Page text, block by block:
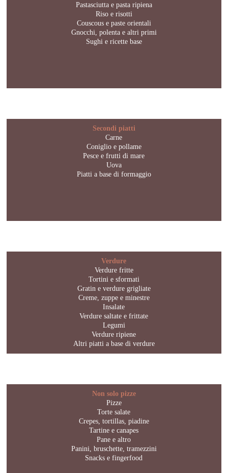
Pastasciutta e pasta ripiena
Riso e risotti
Couscous e paste orientali
Gnocchi, polenta e altri primi
Sughi e ricette base
Secondi piatti
Carne
Coniglio e pollame
Pesce e frutti di mare
Uova
Piatti a base di formaggio
Verdure
Verdure fritte
Tortini e sformati
Gratin e verdure grigliate
Creme, zuppe e minestre
Insalate
Verdure saltate e frittate
Legumi
Verdure ripiene
Altri piatti a base di verdure
Non solo pizze
Pizze
Torte salate
Crepes, tortillas, piadine
Tartine e canapes
Pane e altro
Panini, bruschette, tramezzini
Snacks e fingerfood